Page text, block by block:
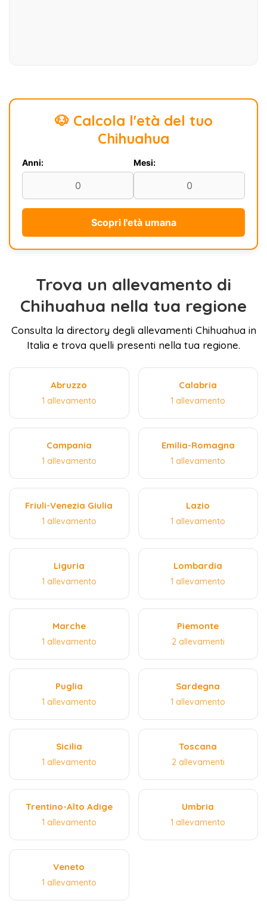
🐶 Calcola l'età del tuo
Chihuahua
Anni: Mesi:
Scopri l'età umana
Trova un allevamento di
Chihuahua nella tua regione
Consulta la directory degli allevamenti Chihuahua in
Italia e trova quelli presenti nella tua regione.
Abruzzo
1 allevamento
Calabria
1 allevamento
Campania
1 allevamento
Emilia-Romagna
1 allevamento
Friuli-Venezia Giulia
1 allevamento
Lazio
1 allevamento
Liguria
1 allevamento
Lombardia
1 allevamento
Marche
1 allevamento
Piemonte
2 allevamenti
Puglia
1 allevamento
Sardegna
1 allevamento
Sicilia
1 allevamento
Toscana
2 allevamenti
Trentino-Alto Adige
1 allevamento
Umbria
1 allevamento
Veneto
1 allevamento